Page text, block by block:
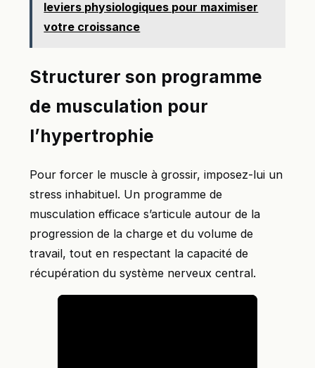
leviers physiologiques pour maximiser
votre croissance
Structurer son programme
de musculation pour
l’hypertrophie
Pour forcer le muscle à grossir, imposez-lui un
stress inhabituel. Un programme de
musculation efficace s’articule autour de la
progression de la charge et du volume de
travail, tout en respectant la capacité de
récupération du système nerveux central.